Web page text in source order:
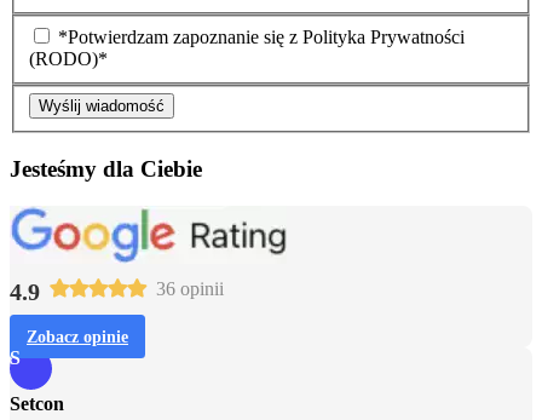
*Potwierdzam zapoznanie się z Polityka Prywatności
(RODO)*
Wyślij wiadomość
Jesteśmy dla Ciebie
4.9 36 opinii
Zobacz opinie
S
Setcon